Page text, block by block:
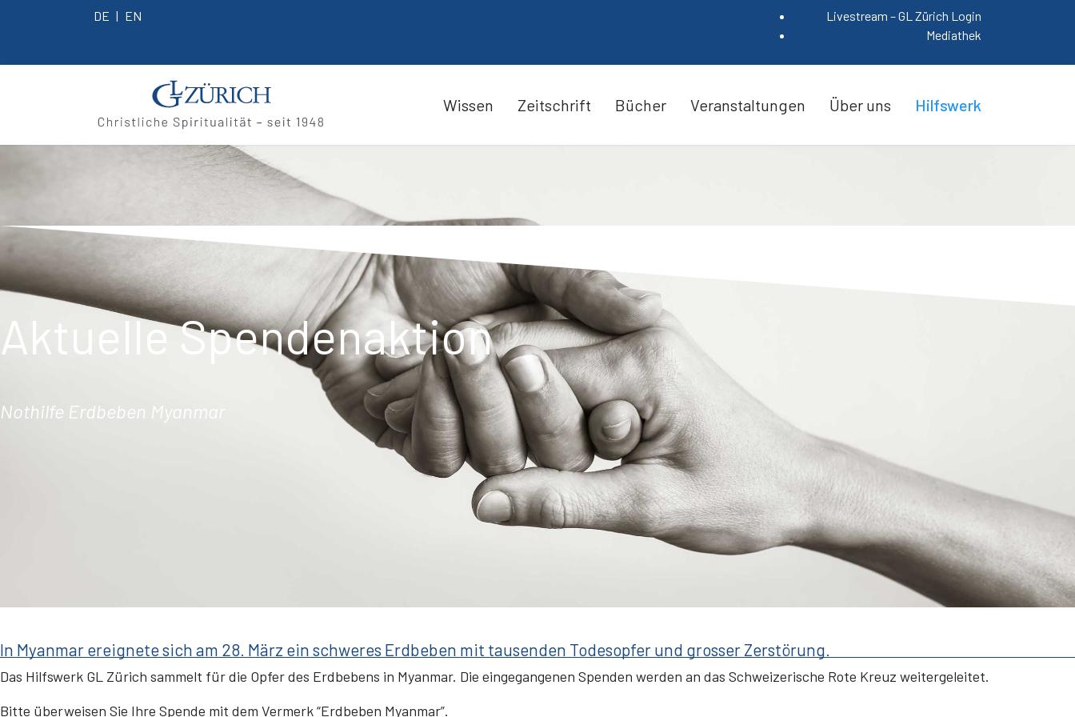
DE EN
Livestream – GL Zürich Login
Mediathek
Wissen Zeitschrift Bücher Veranstaltungen Über uns Hilfswerk
Aktuelle Spendenaktion
Nothilfe Erdbeben Myanmar
In Myanmar ereignete sich am 28. März ein schweres Erdbeben mit tausenden Todesopfer und grosser Zerstörung.
Das Hilfswerk GL Zürich sammelt für die Opfer des Erdbebens in Myanmar. Die eingegangenen Spenden werden an das Schweizerische Rote Kreuz weitergeleitet.
Bitte überweisen Sie Ihre Spende mit dem Vermerk “Erdbeben Myanmar”.